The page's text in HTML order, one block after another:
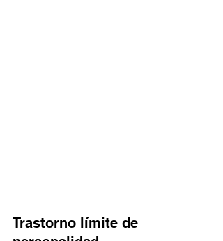
Trastorno límite de